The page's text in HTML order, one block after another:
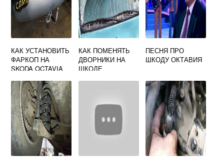
КАК УСТАНОВИТЬ
ФАРКОП НА
SKODA OCTAVIA
КАК ПОМЕНЯТЬ
ДВОРНИКИ НА
ШКОДЕ
ПЕСНЯ ПРО
ШКОДУ ОКТАВИЯ